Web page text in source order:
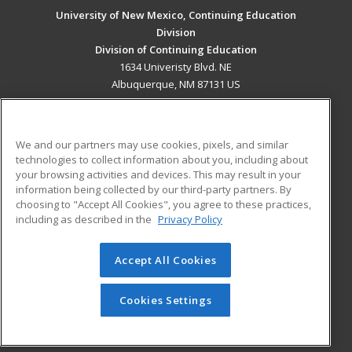
University of New Mexico, Continuing Education
Division
Division of Continuing Education
1634 Univeristy Blvd. NE
Albuquerque, NM 87131 US
ADDITIONAL RESOURCES
Military
Financial Assistance
Help
Student Blog
© 2026 ed2go, a division of Cengage Learning. All rights
reserved. The material on this site cannot be reproduced or
redistributed unless you have obtained prior written
permission from Cengage Learning.Privacy Policy
We and our partners may use cookies, pixels, and similar
technologies to collect information about you, including about
your browsing activities and devices. This may result in your
information being collected by our third-party partners. By
choosing to "Accept All Cookies", you agree to these practices,
including as described in the Privacy Policy
Accept All Cookies
Cookies Settings